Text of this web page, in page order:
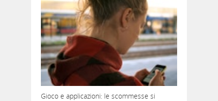
Gioco e applicazioni: le scommesse si